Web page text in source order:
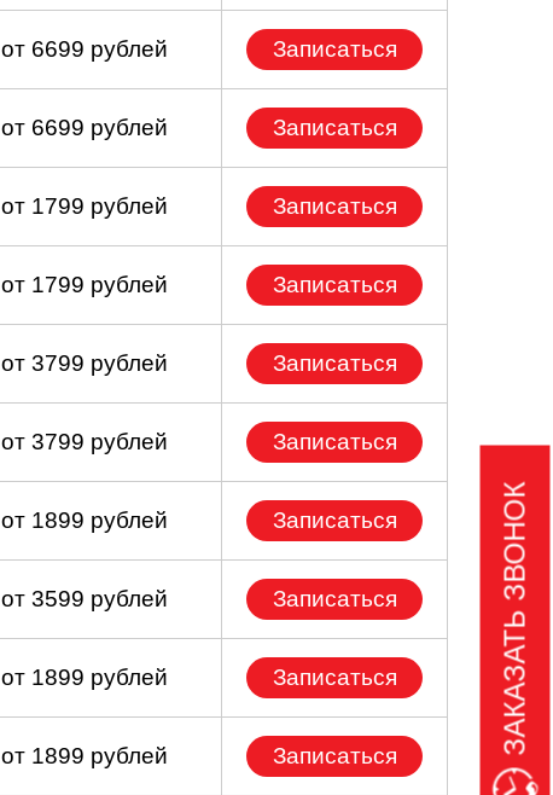
от 6699 рублей Записаться
от 6699 рублей Записаться
от 1799 рублей Записаться
от 1799 рублей Записаться
от 3799 рублей Записаться
от 3799 рублей Записаться
от 1899 рублей Записаться
от 3599 рублей Записаться
от 1899 рублей Записаться
от 1899 рублей Записаться ЗАКАЗАТЬ ЗВОНОК